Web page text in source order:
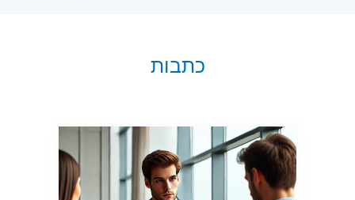
כתבות